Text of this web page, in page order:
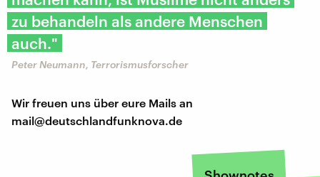
zu behandeln als andere Menschen
auch."
Peter Neumann, Terrorismusforscher
Wir freuen uns über eure Mails an
mail@deutschlandfunknova.de